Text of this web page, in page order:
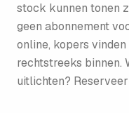
stock kunnen tonen
geen abonnement
online, kopers
rechtstreeks binnen.
uitlichten?